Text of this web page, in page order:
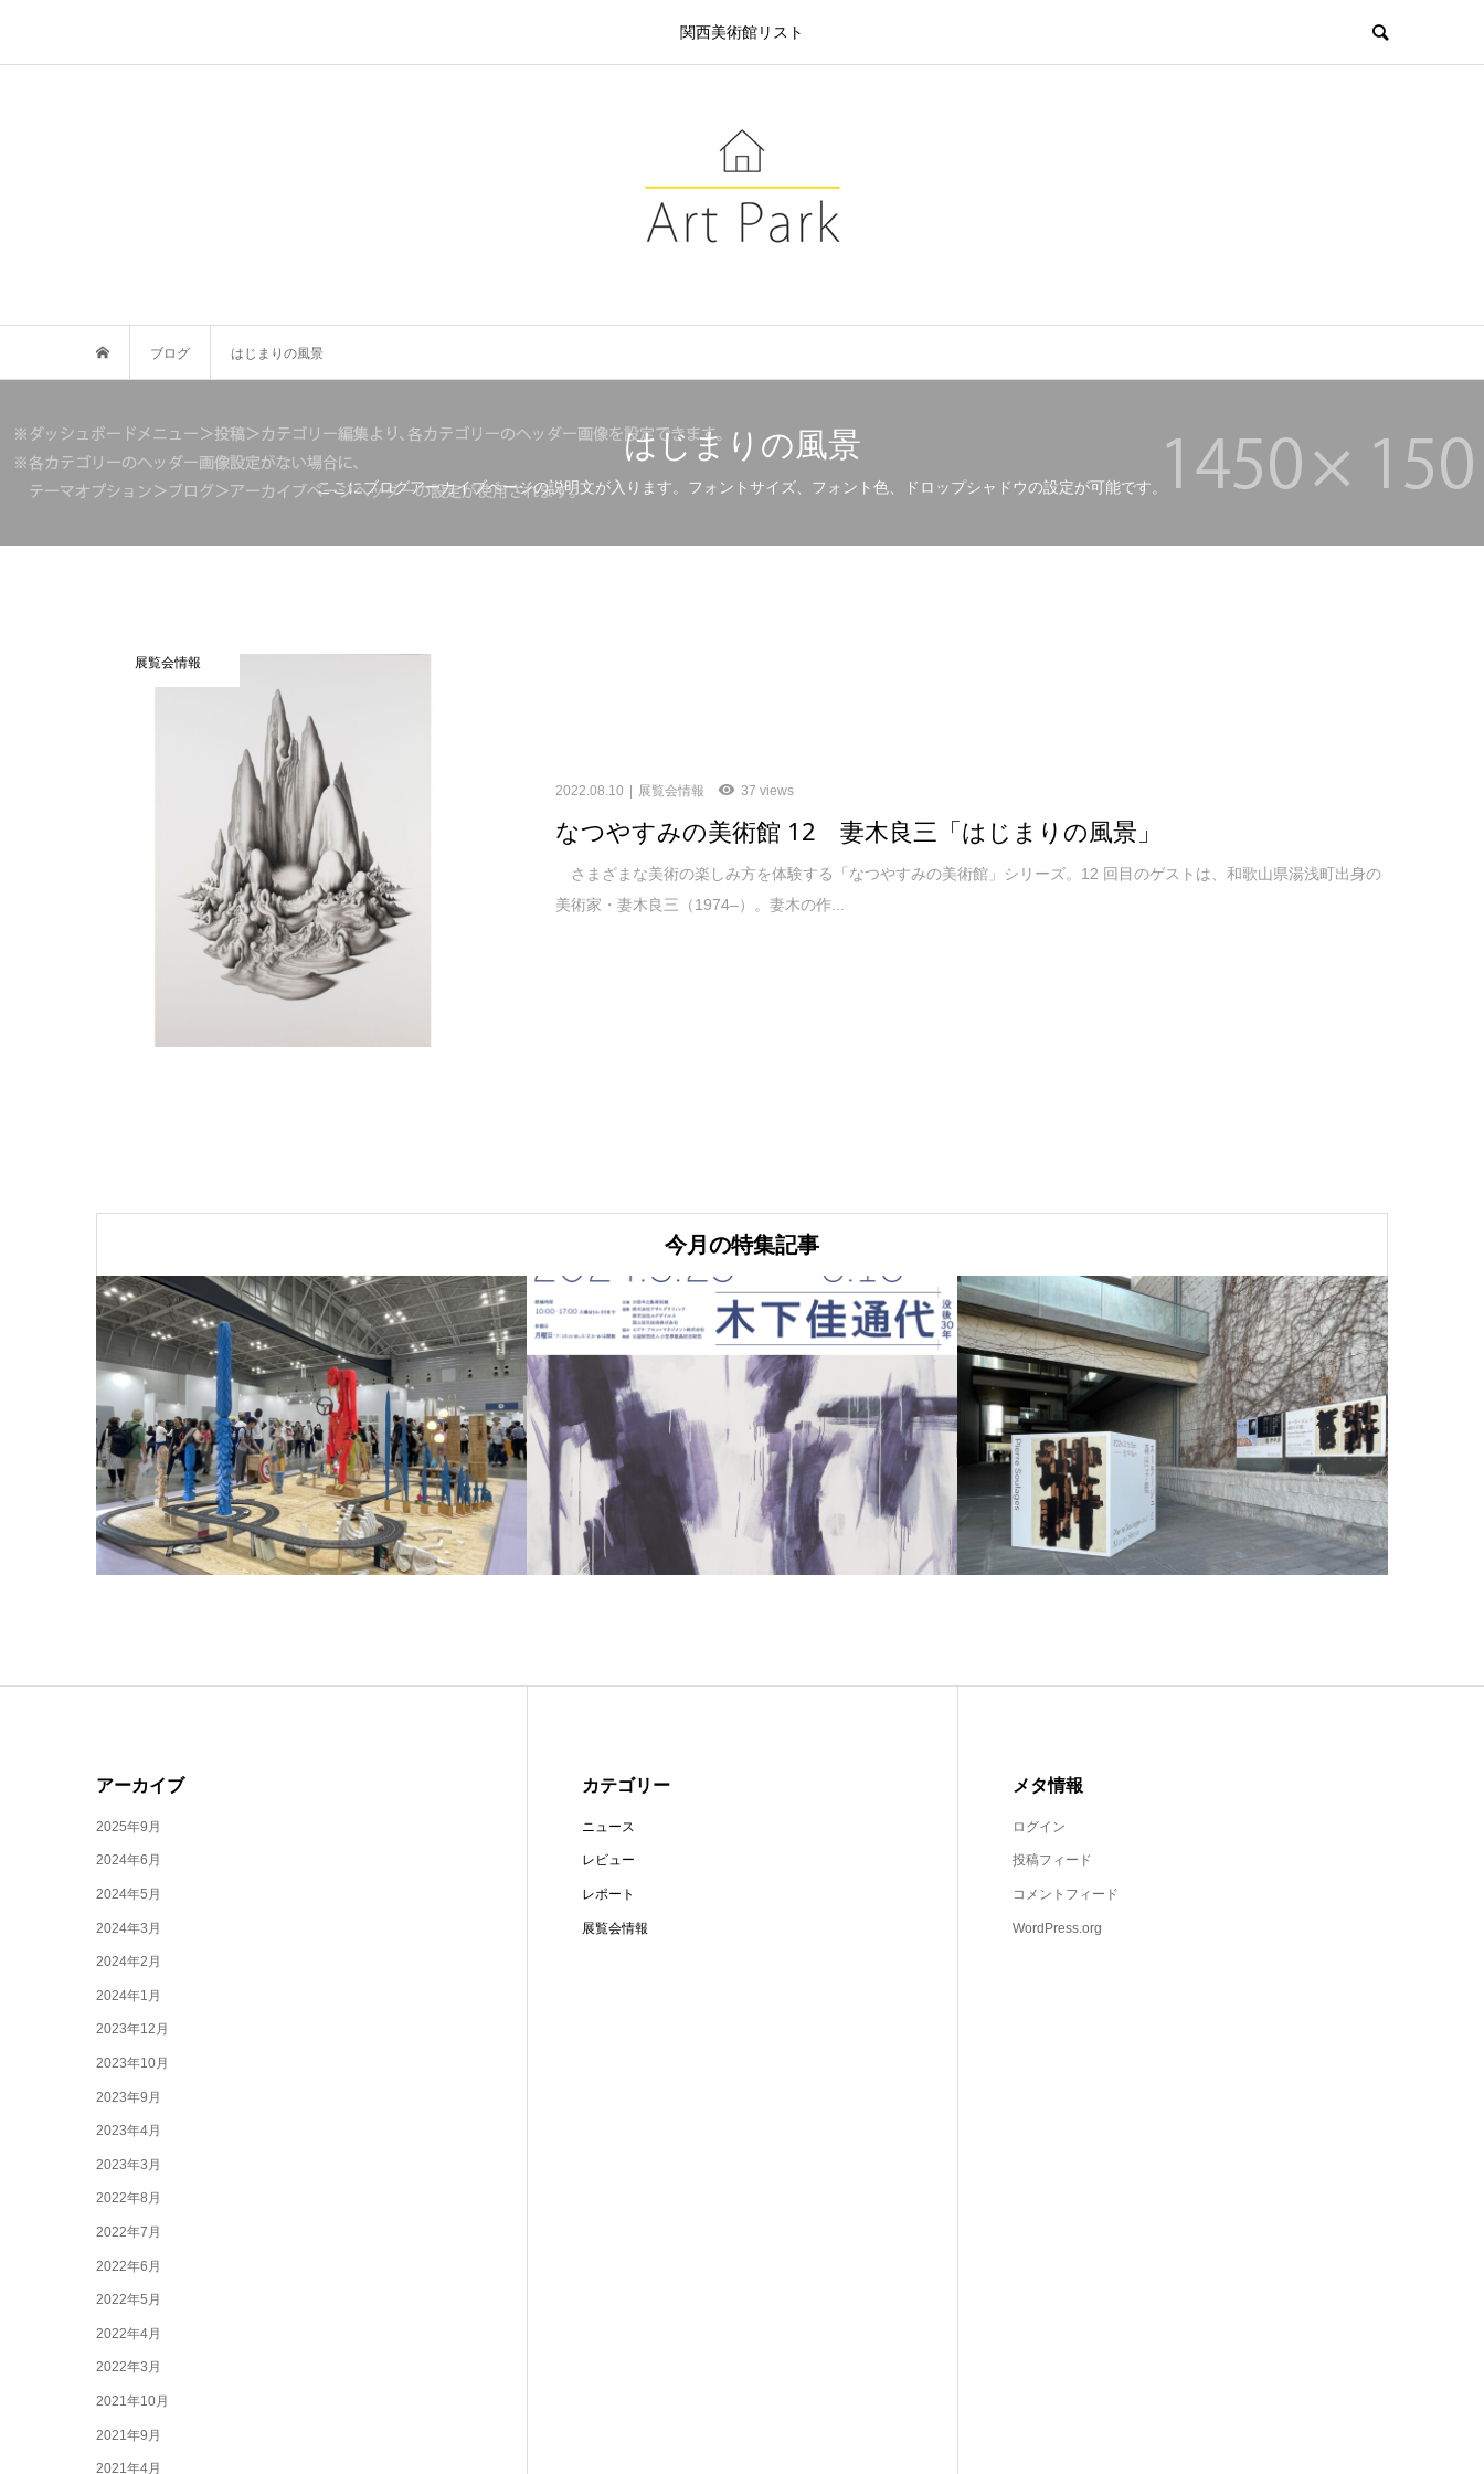
関西美術館リスト
ブログ はじまりの風景
はじまりの風景
ここにブログアーカイブページの説明文が入ります。フォントサイズ、フォント色、ドロップシャドウの設定が可能です。
展覧会情報
2022.08.10 展覧会情報 37 views
なつやすみの美術館 12 妻木良三「はじまりの風景」
さまざまな美術の楽しみ方を体験する「なつやすみの美術館」シリーズ。12 回目のゲストは、和歌山県湯浅町出身の
美術家・妻木良三（1974‒）。妻木の作...
今月の特集記事
アーカイブ
2025年9月
2024年6月
2024年5月
2024年3月
2024年2月
2024年1月
2023年12月
2023年10月
2023年9月
2023年4月
2023年3月
2022年8月
2022年7月
2022年6月
2022年5月
2022年4月
2022年3月
2021年10月
2021年9月
2021年4月
カテゴリー
ニュース
レビュー
レポート
展覧会情報
メタ情報
ログイン
投稿フィード
コメントフィード
WordPress.org